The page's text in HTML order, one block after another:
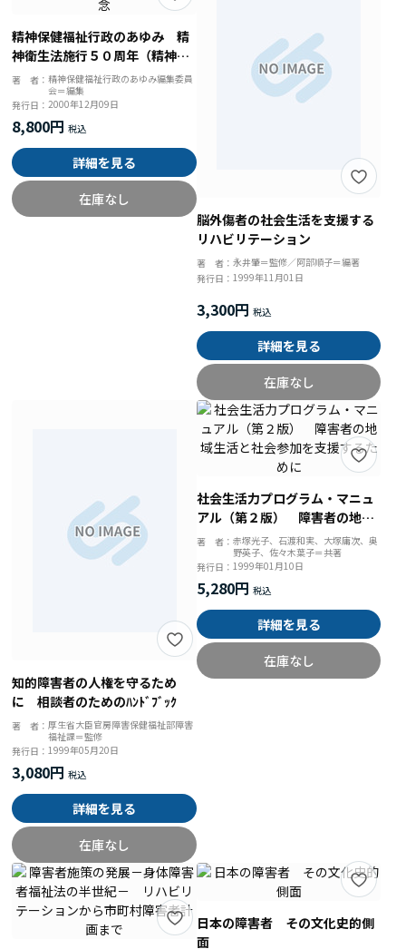
精神保健福祉行政のあゆみ 精
神衛生法施行５０周年（精神病
者監護法施行１００周年）記念
著 者：精神保健福祉行政のあゆみ編集委員
会＝編集
発行日：2000年12月09日
8,800円
詳細を見る
在庫なし
脳外傷者の社会生活を支援する
リハビリテーション
著 者： 永井肇＝監修／阿部順子＝編著
発行日： 1999年11月01日
3,300円
詳細を見る
在庫なし
知的障害者の人権を守るため
に 相談者のためのﾊﾝﾄﾞﾌﾞｯｸ
著 者：厚生省大臣官房障害保健福祉部障害
福祉課＝監修
発行日：1999年05月20日
3,080円
詳細を見る
在庫なし
社会生活力プログラム・マニュ
アル（第２版） 障害者の地域
生活と社会参加を支援するため
著 者： 赤塚光子、石渡和実、大塚庸次、奥
野英子、佐々木葉子＝共著
発行日： 1999年01月10日
5,280円
詳細を見る
在庫なし
日本の障害者 その文化史的側
面